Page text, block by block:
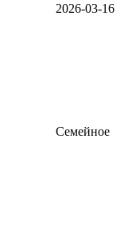
2026-03-16
Семейное